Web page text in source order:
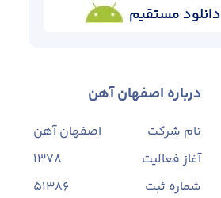
دانلود مستقیم
درباره اصفهان آهن
نام شرکت
اصفهان آهن
آغاز فعالیت
1378
شماره ثبت
۵۱۳۸۶